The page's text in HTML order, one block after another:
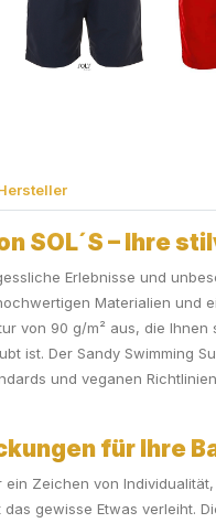
SOL´S – Ihre
Erlebnisse und
Materialien und
von 90 g/m² aus, die
ist. Der Sandy Swimming
und veganen
für Ihre
Zeichen von
gewisse Etwas verleiht.